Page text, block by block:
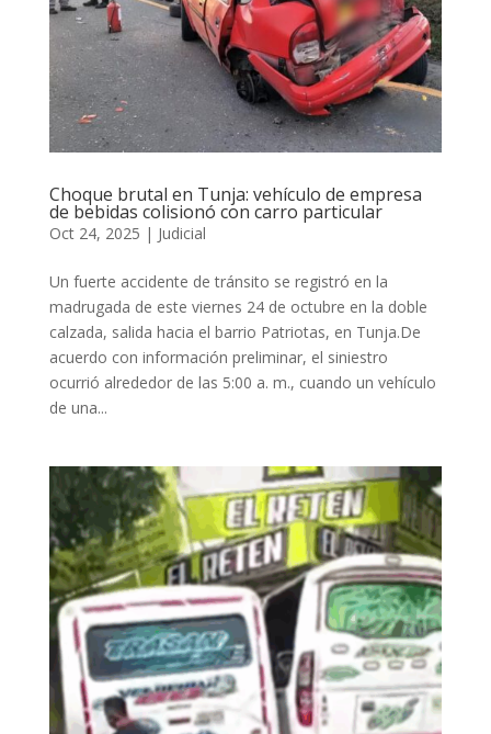
Choque brutal en Tunja: vehículo de empresa
de bebidas colisionó con carro particular
Oct 24, 2025 | Judicial
Un fuerte accidente de tránsito se registró en la
madrugada de este viernes 24 de octubre en la doble
calzada, salida hacia el barrio Patriotas, en Tunja.De
acuerdo con información preliminar, el siniestro
ocurrió alrededor de las 5:00 a. m., cuando un vehículo
de una...